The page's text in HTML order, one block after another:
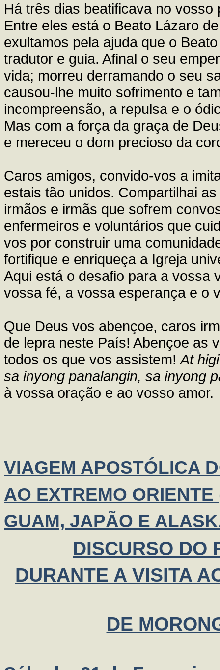
Há três dias beatificava no
Entre eles está o Beato Lázaro
exultamos pela ajuda que o
tradutor e guia. Afinal o seu
vida; morreu derramando o seu
causou-lhe muito sofrimento e
incompreensão, a repulsa e o
Mas com a força da graça de
e mereceu o dom precioso da
Caros amigos, convido-vos a
estais tão unidos. Compartilhai
irmãos e irmãs que sofrem
enfermeiros e voluntários que
vos por construir uma
fortifique e enriqueça a Igreja
Aqui está o desafio para a vossa
vossa fé, a vossa esperança e o
Que Deus vos abençoe, caros
de lepra neste País! Abençoe as
todos os que vos assistem!At
sa inyong panalangin, sa inyong
à vossa oração e ao vosso amor.
VIAGEM APOSTÓLICA
AO EXTREMO
GUAM, JAPÃO E
DISCURSO DO
DURANTE A VISITA
DE